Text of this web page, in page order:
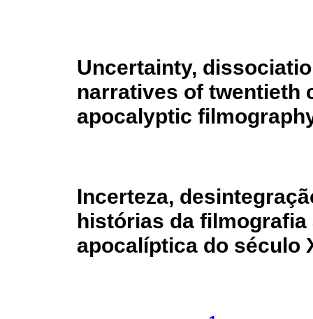
Uncertainty,
narratives of twentieth
apocalyptic
Incerteza,
histórias da
apocalíptica do século